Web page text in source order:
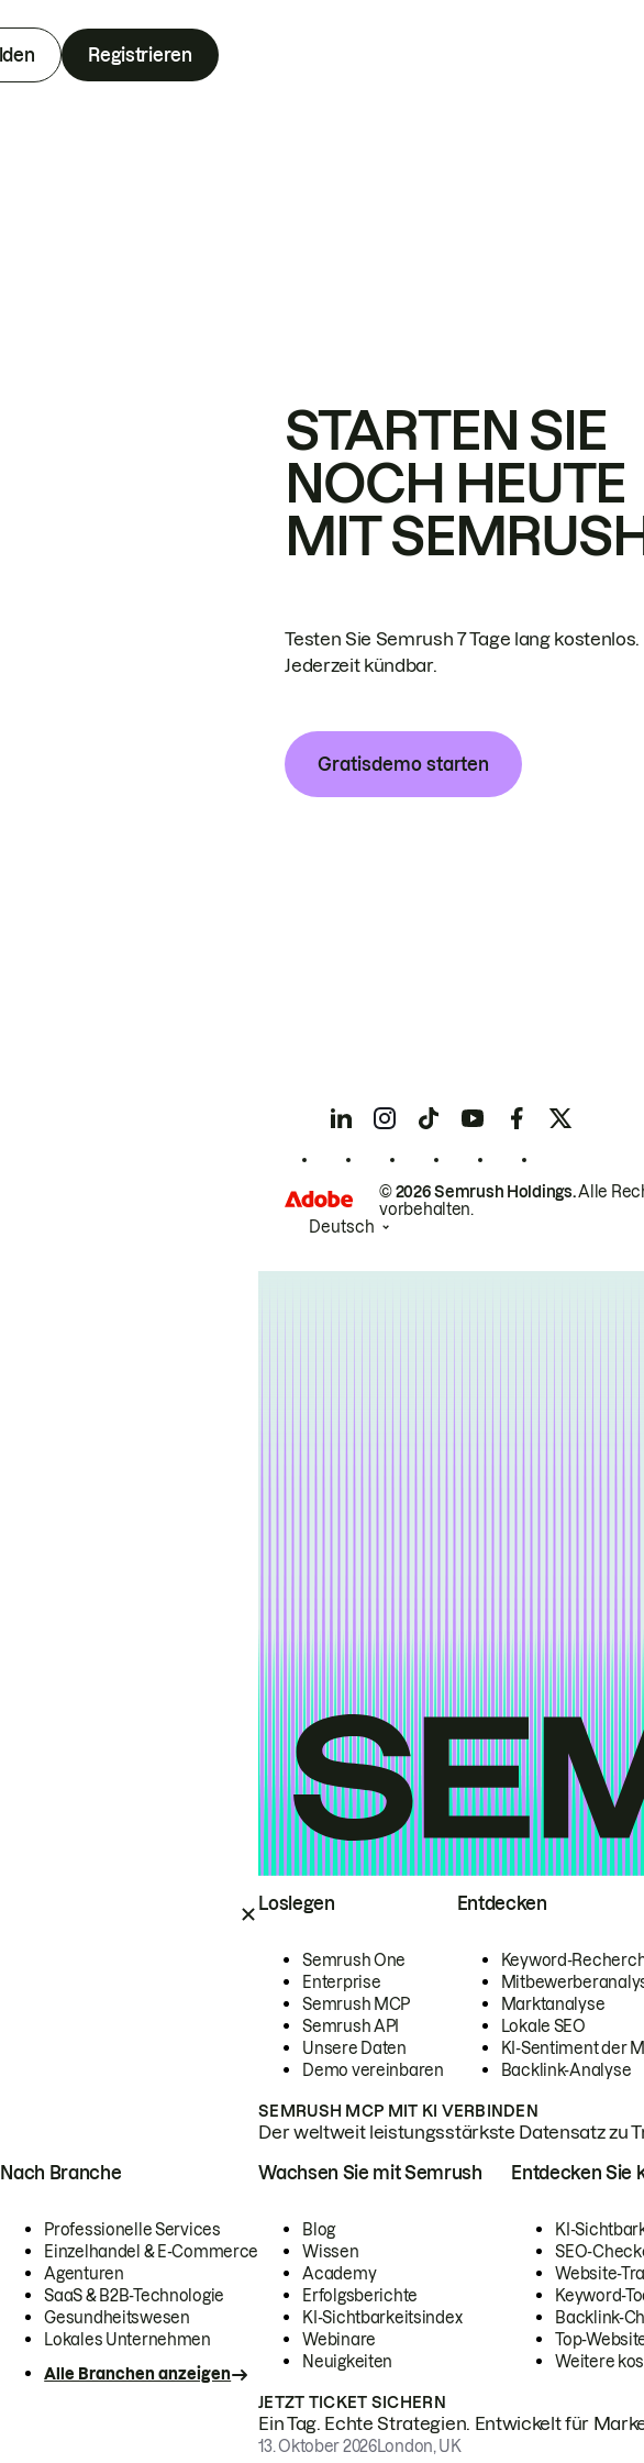
Registrieren
Loslegen
Semrush One
Enterprise
Semrush MCP
Semrush API
Unsere Daten
Demo vereinbaren
Entdecken
Keyword-
Marktanalyse
Lokale SEO
KI-Sentiment der
Backlink-Analyse
SEMRUSH MCP MIT KI VERBINDEN
Der weltweit leistungsstärkste Datensatz zu
Nach Branche
Professionelle Services
Einzelhandel & E-Commerce
Agenturen
SaaS & B2B-Technologie
Gesundheitswesen
Lokales Unternehmen
Alle Branchen anzeigen
Wachsen Sie mit Semrush
Blog
Wissen
Academy
Erfolgsberichte
KI-Sichtbarkeitsindex
Webinare
Neuigkeiten
Entdecken Sie
KI-
SEO-
Website-
Keyword-
Backlink-
Top-
Weitere
JETZT TICKET SICHERN
Ein Tag. Echte Strategien. Entwickelt für
13. Oktober 2026London, UK
STARTEN SIE
NOCH HEUTE
MIT
Testen Sie Semrush 7 Tage lang kostenlos.
Jederzeit kündbar.
Gratisdemo starten
© 2026 Semrush Holdings.Alle
vorbehalten.
Deutsch